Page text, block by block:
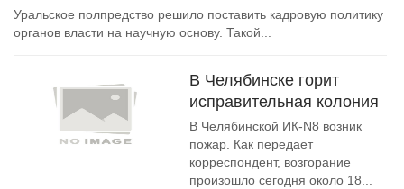
Уральское полпредство решило поставить кадровую политику
органов власти на научную основу. Такой...
В Челябинске горит
исправительная колония
В Челябинской ИК-N8 возник
пожар. Как передает
корреспондент, возгорание
произошло сегодня около 18...